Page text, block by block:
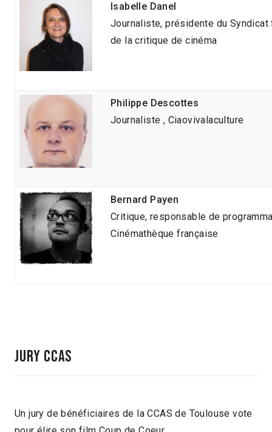
Isabelle Danel
Journaliste, présidente du Syndicat
de la critique de cinéma
Philippe Descottes
Journaliste , Ciaovivalaculture
Bernard Payen
Critique, responsable de
Cinémathèque française
JURY CCAS
Un jury de bénéficiaires de la CCAS de Toulouse vote